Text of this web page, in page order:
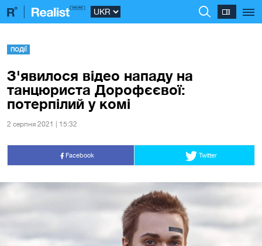
ПОДІЇ
З'явилося відео нападу на
танцюриста Дорофєєвої:
потерпілий у комі
2 серпня 2021 | 15:32
Facebook Twitter